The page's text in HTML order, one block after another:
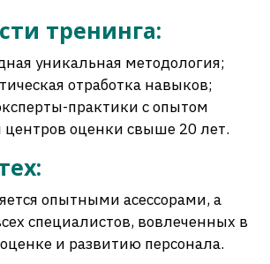
тренинга:
уникальная методология;
отработка навыков;
практики с опытом
центров оценки свыше 20 лет.
опытными асессорами, а
специалистов, вовлеченных в
и развитию персонала.